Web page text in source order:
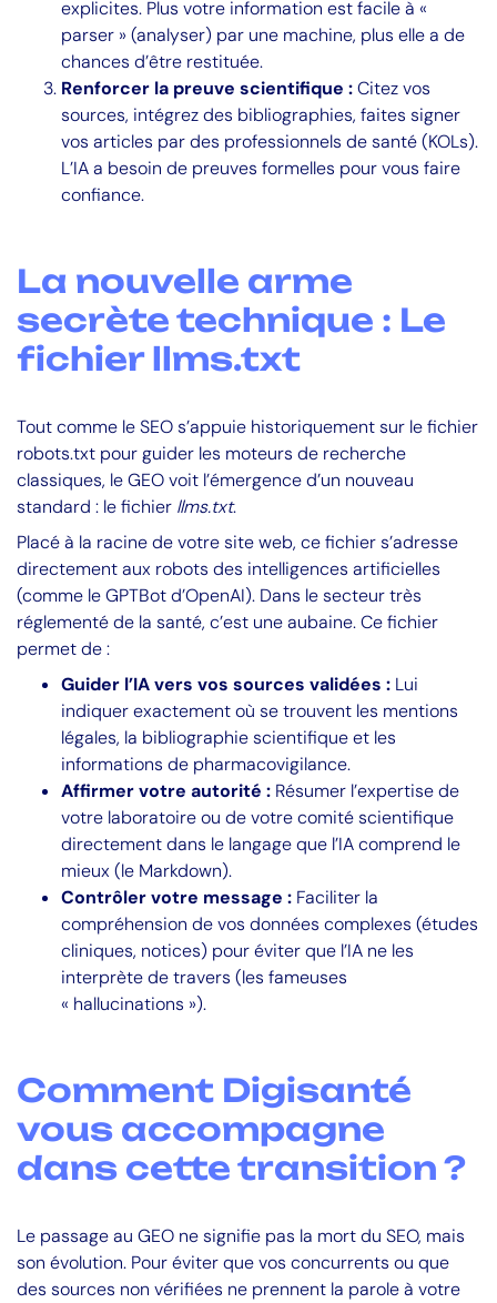
explicites. Plus votre information est facile à «
parser » (analyser) par une machine, plus elle a de
chances d’être restituée.
Renforcer la preuve scientifique :Citez vos
sources, intégrez des bibliographies, faites signer
vos articles par des professionnels de santé (KOLs).
L’IA a besoin de preuves formelles pour vous faire
confiance.
La nouvelle arme
secrète technique : Le
fichier llms.txt
Tout comme le SEO s’appuie historiquement sur le fichier
robots.txt pour guider les moteurs de recherche
classiques, le GEO voit l’émergence d’un nouveau
standard : le fichier llms.txt.
Placé à la racine de votre site web, ce fichier s’adresse
directement aux robots des intelligences artificielles
(comme le GPTBot d’OpenAI). Dans le secteur très
réglementé de la santé, c’est une aubaine. Ce fichier
permet de :
Guider l’IA vers vos sources validées : Lui
indiquer exactement où se trouvent les mentions
légales, la bibliographie scientifique et les
informations de pharmacovigilance.
Affirmer votre autorité : Résumer l’expertise de
votre laboratoire ou de votre comité scientifique
directement dans le langage que l’IA comprend le
mieux (le Markdown).
Contrôler votre message : Faciliter la
compréhension de vos données complexes (études
cliniques, notices) pour éviter que l’IA ne les
interprète de travers (les fameuses
« hallucinations »).
Comment Digisanté
vous accompagne
dans cette transition ?
Le passage au GEO ne signifie pas la mort du SEO, mais
son évolution. Pour éviter que vos concurrents ou que
des sources non vérifiées ne prennent la parole à votre